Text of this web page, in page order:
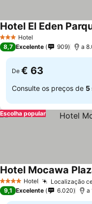
3 EstrelasHotel
Hotel El Eden
8,7 Excelente 909 a
De € 63
Consulte os preços de 5
Escolha popular
4 EstrelasHotel Localização
Hotel Mocawa
9,1 Excelente 6.020 a